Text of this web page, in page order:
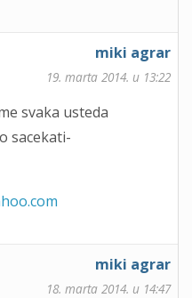
miki agrar
19. marta 2014. u 13:22
svaka usteda
sacekati-
miki agrar
18. marta 2014. u 14:47